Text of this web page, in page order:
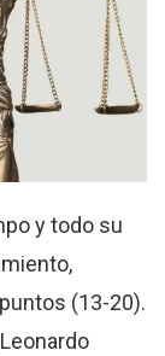
y todo su
(13-20).